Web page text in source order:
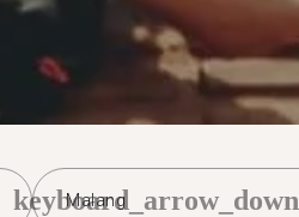
Malang
keyboard_arrow_down